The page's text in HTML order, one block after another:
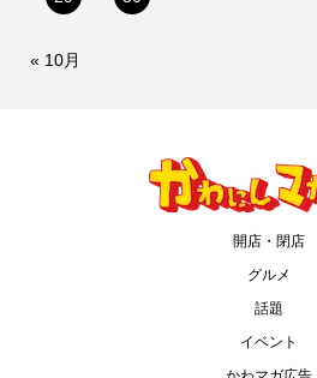
« 10月
開店・閉店
グルメ
話題
イベント